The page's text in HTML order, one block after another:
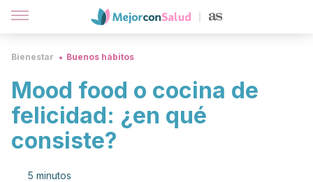
Bienestar Buenos hábitos
Mood food o cocina de
felicidad: ¿en qué
consiste?
5 minutos